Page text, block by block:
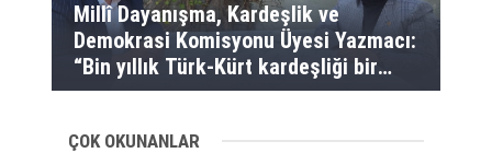
Millî Dayanışma, Kardeşlik ve
Demokrasi Komisyonu Üyesi Yazmacı:
“Bin yıllık Türk-Kürt kardeşliği bir
slogan değil, bu toprakların
ÇOK OKUNANLAR